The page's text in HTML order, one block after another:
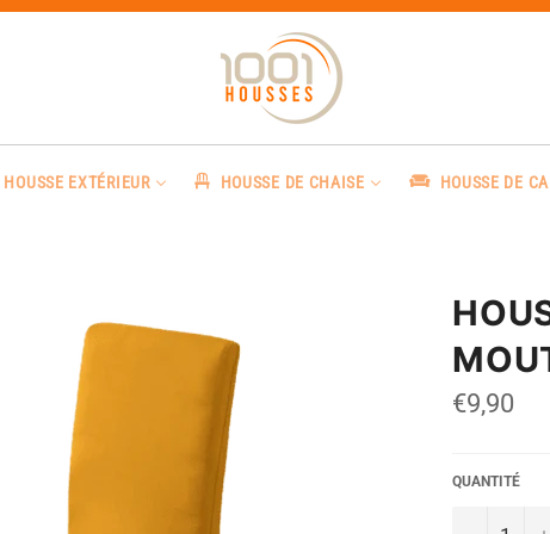
HOUSSE EXTÉRIEUR HOUSSE DE CHAISE HOUSSE DE
Prix
régulier
€9,90
QUANTITÉ